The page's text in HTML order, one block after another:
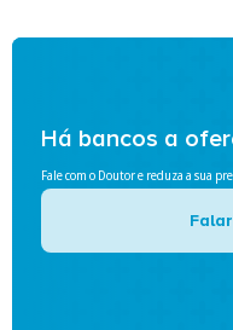
Há bancos a
Fale com o Doutor e reduza a sua